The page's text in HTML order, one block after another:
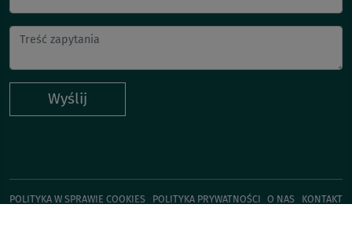
Wyślij
POLITYKA W SPRAWIE COOKIES POLITYKA PRYWATNOŚCI O NAS
KONTAKT